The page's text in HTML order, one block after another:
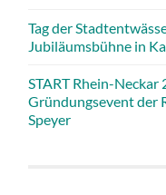
Tag der
Jubiläumsbühne in
START Rhein-
Gründungsevent der
Speyer